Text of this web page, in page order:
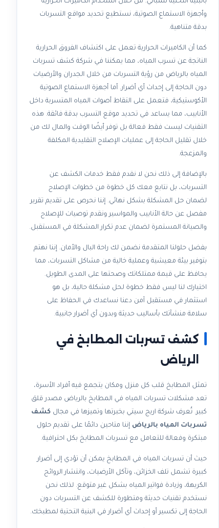
وأجهزة الاستماع الصوتية، نستطيع تحديد مواقع التسربات
بدقة متناهية.
كما أن الكاميرات الحرارية تعمل على اكتشاف الفروق الحرارية
الناتجة عن تسرب المياه، مما يمكننا في شركة كشف تسربات
المياه بالرياض من رؤية التسربات من خلال الجدران والأرضيات
دون الحاجة إلى إحداث أي أضرار. أما أجهزة الاستماع الصوتية
الأكوستيكية، فتعمل على التقاط أصوات المياه المتسربة داخل
الأنابيب، مما يساعد في تحديد موقع التسرب بدقة فائقة. هذه
التقنيات ليست فقط فعالة بل توفر أيضًا الوقت والمال لك من
خلال تقليل الحاجة إلى عمليات الإصلاح التقليدية المكلفة
والمزعجة.
بالإضافة إلى ذلك نحن لا نقدم فقط خدمات الكشف عن
التسربات، بل نتابع معك كل خطوة من خطوات الإصلاح
لضمان حل المشكلة بشكل نهائي. إننا نحرص على تقديم تقرير
مفصل عن حالة الأنابيب والمواسير ونقدم توصيات للإصلاح
والصيانة المستمرة لضمان عدم تكرار المشكلة في المستقبل.
بفضل حلولنا المتقدمة نضمن لك راحة البال والأمان. إننا نهتم
بتوفير بيئة معيشية وعملية خالية من مشاكل التسربات، مما
يحافظ على قيمة ممتلكاتك وصحتها على المدى الطويل.
اختيارك لنا ليس فقط خطوة لحل مشكلة حالية، بل هو
استثمار في مستقبل آمن دعنا نساعدك في الحفاظ على
سلامة منشآتك بأساليب حديثة وبدون أي أضرار جانبية.
كشف تسربات المطابخ في
الرياض
تمثل المطابخ قلب كل منزل ومكان يتجمع فيه أفراد الأسرة،
تعد مشكلات تسربات المياه في المطابخ بالرياض مصدر قلق
كبير. تُعرف شركة اريج سيتي بخبرتها وتميزها في مجال كشف
تسربات المياه بالرياض إننا متاحين دائمًا على تقديم حلول
مبتكرة وفعالة للتعامل مع تسربات المطابخ بكل احترافية.
حيث أن تسربات المياه في المطابخ يمكن أن تؤدي إلى أضرار
كبيرة تشمل تلف الخزائن، وتآكل الأرضيات، وانتشار الروائح
الكريهة، وزيادة فواتير المياه بشكل غير متوقع. لذلك نحن
نستخدم تقنيات حديثة ومتطورة للكشف عن التسربات دون
الحاجة إلى تكسير أو إحداث أي أضرار في البنية التحتية لمطبخك.